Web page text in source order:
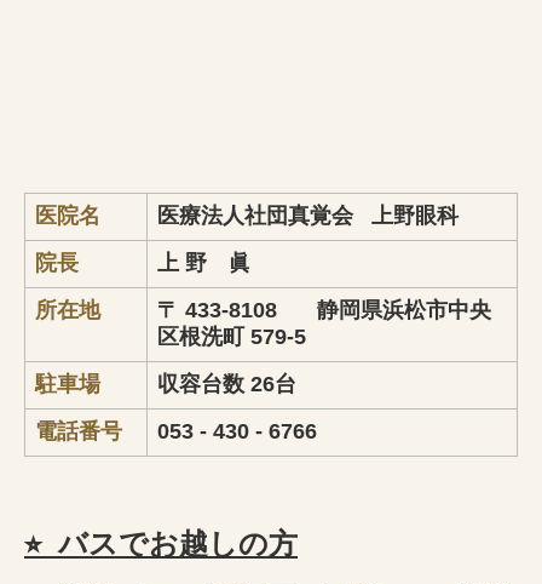
医院名
医療法人社団真覚会 上野眼科
院長
上 野 眞
所在地
〒 433-8108 静岡県浜松市中央
区根洗町 579-5
駐車場
収容台数 26台
電話番号
053 - 430 - 6766
⭐︎ バスでお越しの方